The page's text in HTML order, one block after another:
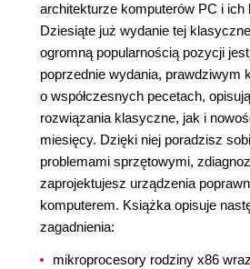
architekturze komputerów PC i ich
Dziesiąte już wydanie tej
ogromną popularnością pozycji
poprzednie wydania, prawdziwym
o współczesnych pecetach,
rozwiązania klasyczne, jak i
miesięcy. Dzięki niej poradzisz
problemami sprzętowymi,
zaprojektujesz urządzenia
komputerem. Książka opisuje
zagadnienia:
mikroprocesory rodziny x86